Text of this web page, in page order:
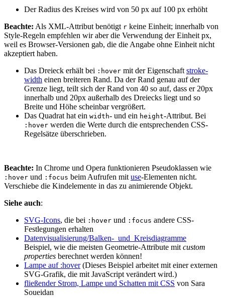
Der Radius des Kreises wird von 50 px auf 100 px erhöht
Beachte: Als XML-Attribut benötigt r keine Einheit; innerhalb von
Style-Regeln empfehlen wir aber die Verwendung der Einheit px,
weil es Browser-Versionen gab, die die Angabe ohne Einheit nicht
akzeptiert haben.
Das Dreieck erhält bei :hover mit der Eigenschaft stroke-
width einen breiteren Rand. Da der Rand genau auf der
Grenze liegt, teilt sich der Rand von 40 so auf, dass er 20px
innerhalb und 20px außerhalb des Dreiecks liegt und so
Breite und Höhe scheinbar vergrößert.
Das Quadrat hat ein width- und ein height-Attribut. Bei
:hover werden die Werte durch die entsprechenden CSS-
Regelsätze überschrieben.
Beachte: In Chrome und Opera funktionieren Pseudoklassen wie
:hover und :focus beim Aufrufen mit use-Elementen nicht.
Verschiebe die Kindelemente in das zu animierende Objekt.
Siehe auch:
SVG-Icons, die bei :hover und :focus andere CSS-
Festlegungen erhalten
Datenvisualisierung/Balken-_und_Kreisdiagramme
Beispiel, wie die meisten Geometrie-Attribute mit custom
properties berechnet werden können!
Lampe auf :hover(Dieses Beispiel arbeitet mit einer externen
SVG-Grafik, die mit JavaScript verändert wird.)
fließender Strom, Lampe und Schatten mit CSS von Sara
Soueidan